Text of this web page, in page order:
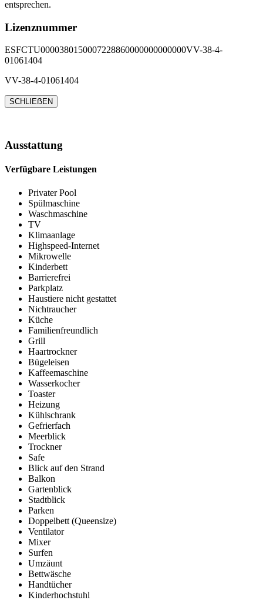
entsprechen.
Lizenznummer
ESFCTU0000380150007228860000000000000VV-38-4-
01061404
VV-38-4-01061404
SCHLIEẞEN
Ausstattung
Verfügbare Leistungen
Privater Pool
Spülmaschine
Waschmaschine
TV
Klimaanlage
Highspeed-Internet
Mikrowelle
Kinderbett
Barrierefrei
Parkplatz
Haustiere nicht gestattet
Nichtraucher
Küche
Familienfreundlich
Grill
Haartrockner
Bügeleisen
Kaffeemaschine
Wasserkocher
Toaster
Heizung
Kühlschrank
Gefrierfach
Meerblick
Trockner
Safe
Blick auf den Strand
Balkon
Gartenblick
Stadtblick
Parken
Doppelbett (Queensize)
Ventilator
Mixer
Surfen
Umzäunt
Bettwäsche
Handtücher
Kinderhochstuhl